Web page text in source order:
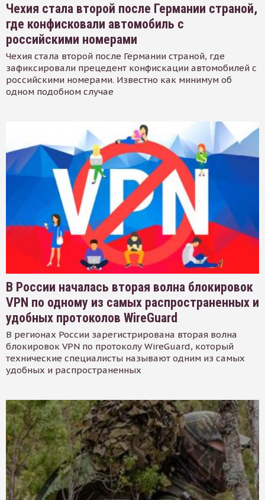
Чехия стала второй после Германии страной,
где конфисковали автомобиль с
российскими номерами
Чехия стала второй после Германии страной, где
зафиксировали прецедент конфискации автомобилей с
российскими номерами. Известно как минимум об
одном подобном случае
В России началась вторая волна блокировок
VPN по одному из самых распространенных и
удобных протоколов WireGuard
В регионах России зарегистрирована вторая волна
блокировок VPN по протоколу WireGuard, который
технические специалисты называют одним из самых
удобных и распространенных